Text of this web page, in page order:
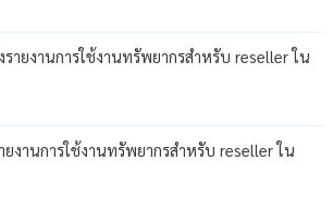
ายงานการใช้งานทรัพยากรสำหรับ reseller ใน
ยงานการใช้งานทรัพยากรสำหรับ reseller ใน